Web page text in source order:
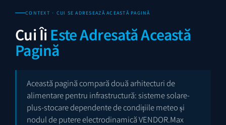
CONTEXT · CUI SE ADRESEAZĂ ACEASTĂ PAGINĂ
Cui Îi Este Adresată Această
Pagină
Această pagină compară două arhitecturi de
alimentare pentru infrastructură: sisteme solare-
plus-stocare dependente de condițiile meteo și
nodul de putere electrodinamică VENDOR.Max